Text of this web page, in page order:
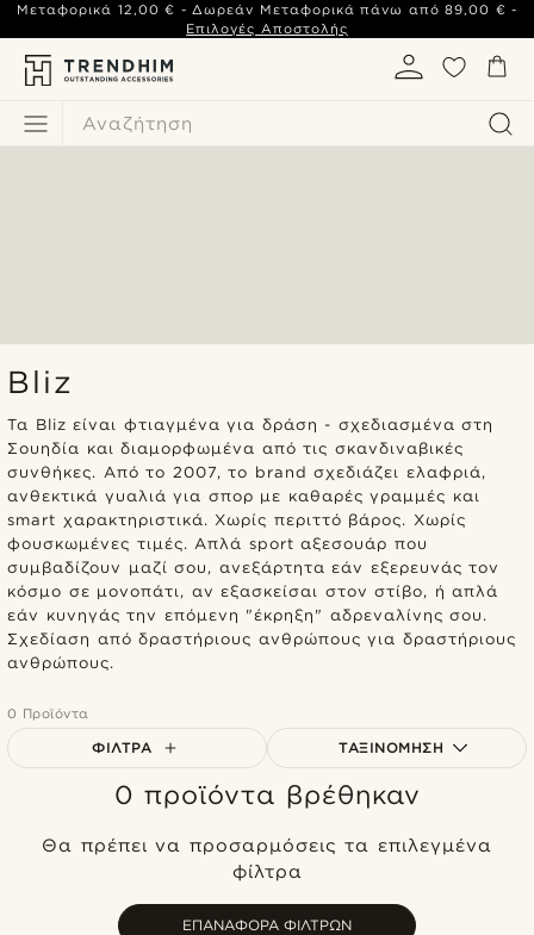
Αναζήτηση
Μεταφορικά 12,00 € - Δωρεάν Μεταφορικά πάνω από 89,00 € -
Επιλογές Αποστολής
Bliz
Τα Bliz είναι φτιαγμένα για δράση - σχεδιασμένα στη
Σουηδία και διαμορφωμένα από τις σκανδιναβικές
συνθήκες. Από το 2007, το brand σχεδιάζει ελαφριά,
ανθεκτικά γυαλιά για σπορ με καθαρές γραμμές και
smart χαρακτηριστικά. Χωρίς περιττό βάρος. Χωρίς
φουσκωμένες τιμές. Απλά sport αξεσουάρ που
συμβαδίζουν μαζί σου, ανεξάρτητα εάν εξερευνάς τον
κόσμο σε μονοπάτι, αν εξασκείσαι στον στίβο, ή απλά
εάν κυνηγάς την επόμενη "έκρηξη" αδρεναλίνης σου.
Σχεδίαση από δραστήριους ανθρώπους για δραστήριους
ανθρώπους.
0 Προϊόντα
ΦΊΛΤΡΑ ΤΑΞΙΝΌΜΗΣΗ
Δημοφιλέστερα
0 προϊόντα βρέθηκαν
Θα πρέπει να προσαρμόσεις τα επιλεγμένα
φίλτρα
ΕΠΑΝΑΦΟΡΆ ΦΊΛΤΡΩΝ